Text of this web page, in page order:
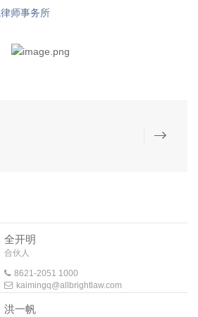
师事务所
全开明
合伙人
8621-2051 1000
kaimingq@allbrightlaw.com
洪一帆